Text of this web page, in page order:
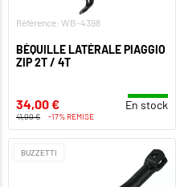
Référence: WB-4398
BÉQUILLE LATÉRALE PIAGGIO
ZIP 2T / 4T
34,00 € En stock
41,00 € -17% REMISE
BUZZETTI